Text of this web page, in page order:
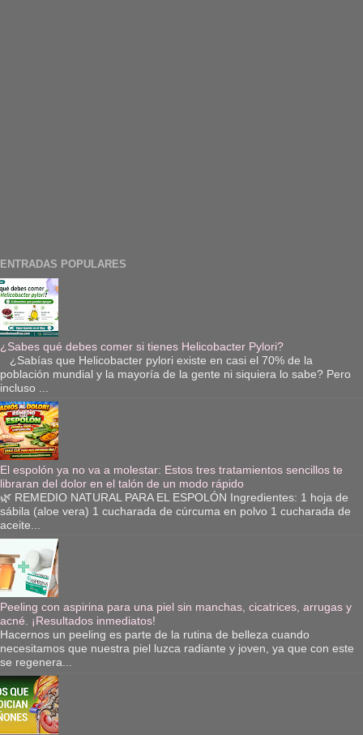
ENTRADAS POPULARES
¿Sabes qué debes comer si tienes Helicobacter Pylori?
¿Sabías que Helicobacter pylori existe en casi el 70% de la
población mundial y la mayoría de la gente ni siquiera lo sabe? Pero
incluso ...
El espolón ya no va a molestar: Estos tres tratamientos sencillos te
libraran del dolor en el talón de un modo rápido
🌿 REMEDIO NATURAL PARA EL ESPOLÓN Ingredientes: 1 hoja de
sábila (aloe vera) 1 cucharada de cúrcuma en polvo 1 cucharada de
aceite...
Peeling con aspirina para una piel sin manchas, cicatrices, arrugas y
acné. ¡Resultados inmediatos!
Hacernos un peeling es parte de la rutina de belleza cuando
necesitamos que nuestra piel luzca radiante y joven, ya que con este
se regenera...